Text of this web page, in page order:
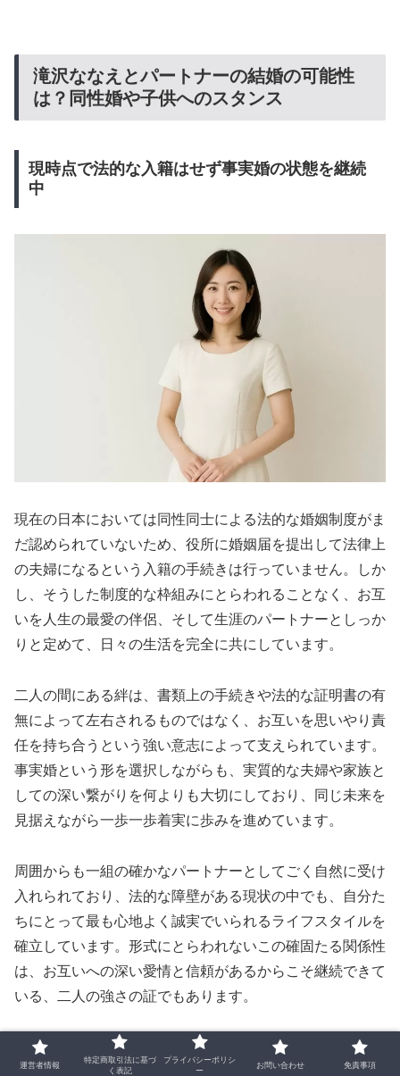
滝沢ななえとパートナーの結婚の可能性
は？同性婚や子供へのスタンス
現時点で法的な入籍はせず事実婚の状態を継続
中
現在の日本においては同性同士による法的な婚姻制度がま
だ認められていないため、役所に婚姻届を提出して法律上
の夫婦になるという入籍の手続きは行っていません。しか
し、そうした制度的な枠組みにとらわれることなく、お互
いを人生の最愛の伴侶、そして生涯のパートナーとしっか
りと定めて、日々の生活を完全に共にしています。
二人の間にある絆は、書類上の手続きや法的な証明書の有
無によって左右されるものではなく、お互いを思いやり責
任を持ち合うという強い意志によって支えられています。
事実婚という形を選択しながらも、実質的な夫婦や家族と
しての深い繋がりを何よりも大切にしており、同じ未来を
見据えながら一歩一歩着実に歩みを進めています。
周囲からも一組の確かなパートナーとしてごく自然に受け
入れられており、法的な障壁がある現状の中でも、自分た
ちにとって最も心地よく誠実でいられるライフスタイルを
確立しています。形式にとらわれないこの確固たる関係性
は、お互いへの深い愛情と信頼があるからこそ継続できて
いる、二人の強さの証でもあります。
日本における同性婚の法制化の動きを見守るス
運営者情報
特定商取引法に基づ
く表記
プライバシーポリシ
ー
お問い合わせ 免責事項